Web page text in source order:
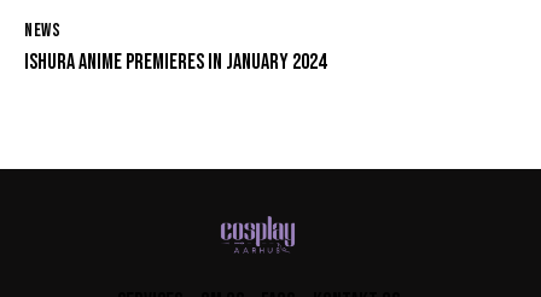
NEWS
ISHURA ANIME PREMIERES IN JANUARY 2024